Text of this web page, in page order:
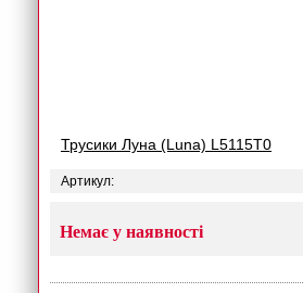
Трусики Луна (Luna) L5115T0
Артикул:
Немає у наявності